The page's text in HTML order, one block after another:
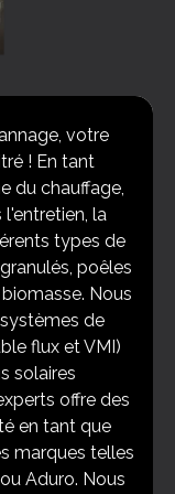
votre
! En tant
du chauffage,
la
types de
poêles
Nous
de
flux et VMI)
solaires
offre des
en tant que
marques telles
Aduro. Nous